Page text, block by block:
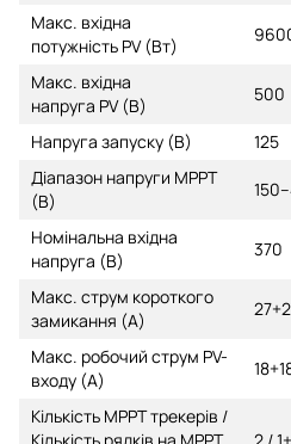
Макс. вхідна
потужність PV (Вт)
Макс. вхідна
напруга PV (В)
500
Напруга запуску (В)
125
Діапазон напруги MPPT
(В)
Номінальна вхідна
напруга (В)
370
Макс. струм короткого
замикання (А)
Макс. робочий струм PV-
входу (А)
Кількість MPPT трекерів /